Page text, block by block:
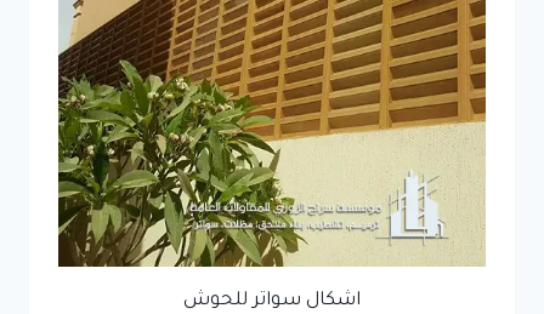
اشكال سواتر للحوش